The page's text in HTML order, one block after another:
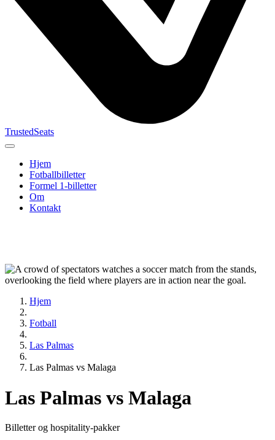
TrustedSeats
Hjem
Fotballbilletter
Formel 1-billetter
Om
Kontakt
Hjem
Fotball
Las Palmas
Las Palmas vs Malaga
Las Palmas vs Malaga
Billetter og hospitality‑pakker